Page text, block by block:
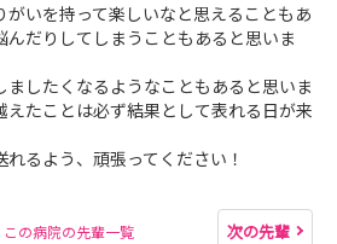
がいを持って楽しいなと思えることもあ
んだりしてしまうこともあると思いま
ましたくなるようなこともあると思いま
えたことは必ず結果として表れる日が来
るよう、頑張ってください！
この病院の先輩一覧 次の先輩